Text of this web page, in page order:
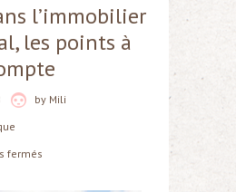
l’immobilier
les points à
by Mili
fermés